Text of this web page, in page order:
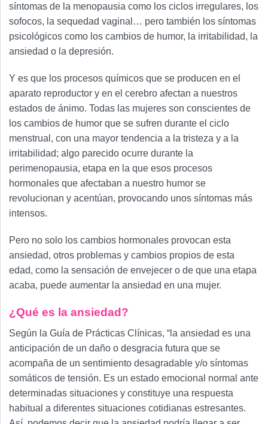
síntomas de la menopausia como los ciclos irregulares, los
sofocos, la sequedad vaginal… pero también los síntomas
psicológicos como los cambios de humor, la irritabilidad, la
ansiedad o la depresión.
Y es que los procesos químicos que se producen en el
aparato reproductor y en el cerebro afectan a nuestros
estados de ánimo. Todas las mujeres son conscientes de
los cambios de humor que se sufren durante el ciclo
menstrual, con una mayor tendencia a la tristeza y a la
irritabilidad; algo parecido ocurre durante la
perimenopausia, etapa en la que esos procesos
hormonales que afectaban a nuestro humor se
revolucionan y acentúan, provocando unos síntomas más
intensos.
Pero no solo los cambios hormonales provocan esta
ansiedad, otros problemas y cambios propios de esta
edad, como la sensación de envejecer o de que una etapa
acaba, puede aumentar la ansiedad en una mujer.
¿Qué es la ansiedad?
Según la Guía de Prácticas Clínicas, “la ansiedad es una
anticipación de un daño o desgracia futura que se
acompaña de un sentimiento desagradable y/o síntomas
somáticos de tensión. Es un estado emocional normal ante
determinadas situaciones y constituye una respuesta
habitual a diferentes situaciones cotidianas estresantes.